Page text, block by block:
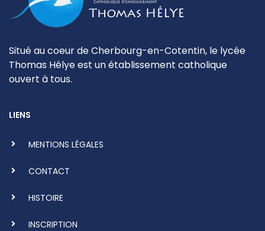
Situé au coeur de Cherbourg-en-Cotentin, le lycée
Thomas Hélye est un établissement catholique
ouvert à tous.
LIENS
MENTIONS LÉGALES
CONTACT
HISTOIRE
INSCRIPTION